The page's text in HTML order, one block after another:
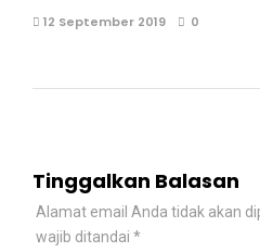
12 September 2019 0
Tinggalkan Balasan
Alamat email Anda tidak akan
wajib ditandai *